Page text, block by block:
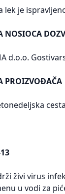
lek je
NOSIOCA
d.o.o.
PROIZVOĐAČA
živi virus
u vodi za